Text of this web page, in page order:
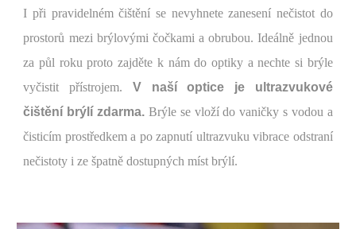
I při pravidelném čištění se nevyhnete zanesení nečistot do
prostorů mezi brýlovými čočkami a obrubou. Ideálně jednou
za půl roku proto zajděte k nám do optiky a nechte si brýle
vyčistit přístrojem. V naší optice je ultrazvukové
čištění brýlí zdarma. Brýle se vloží do vaničky s vodou a
čisticím prostředkem a po zapnutí ultrazvuku vibrace odstraní
nečistoty i ze špatně dostupných míst brýlí.